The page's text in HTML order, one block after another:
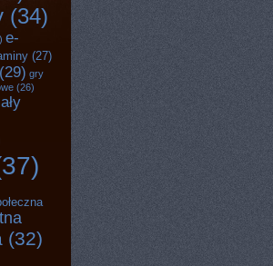
(34)
e-
(27)
(29) gry
(26)
(32)